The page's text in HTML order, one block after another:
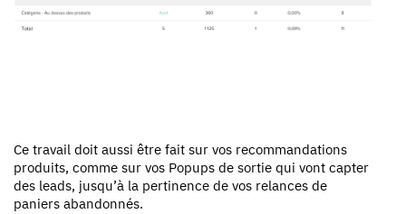
Ce travail doit aussi être fait sur vos recommandations
produits, comme sur vos Popups de sortie qui vont capter
des leads, jusqu’à la pertinence de vos relances de
paniers abandonnés.